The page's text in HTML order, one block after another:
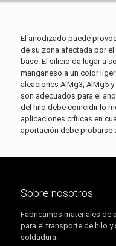
El anodizado puede
de su zona afectada por
base. El silicio da lugar a
manganeso a un color
aleaciones AlMg3, AlMg5
son adecuados para el
del hilo debe coincidir lo
aplicaciones críticas en
aportación debe probarse
Sobre nosotros
Fabricamos materiales de
para el transporte de hilo
soldadura.